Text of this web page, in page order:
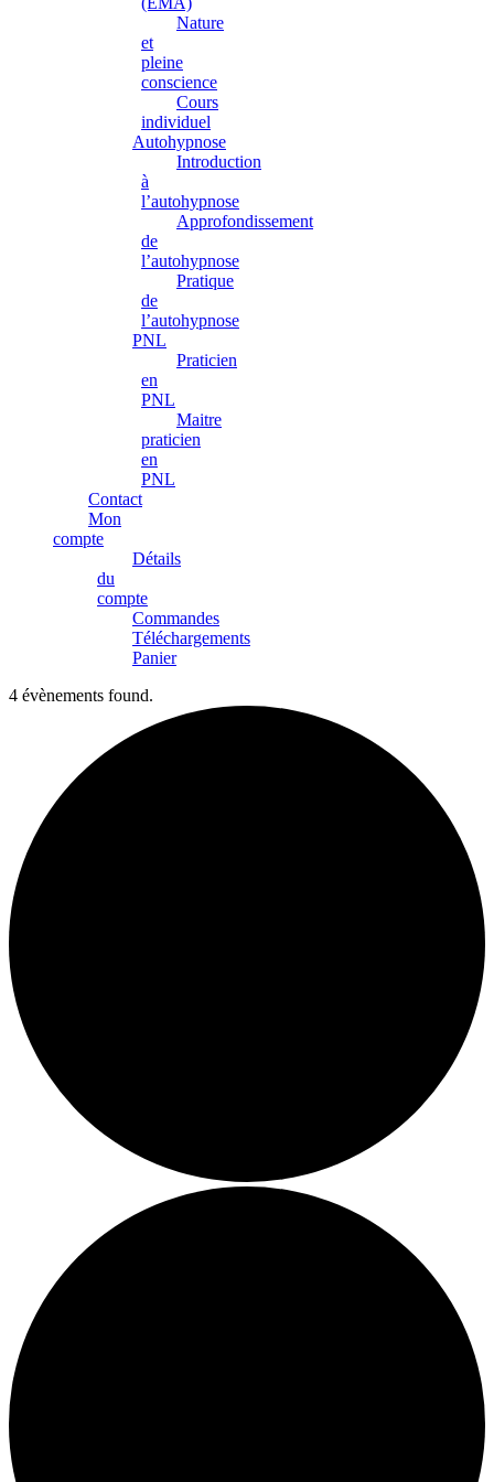
Nature
et
pleine
conscience
Cours
individuel
Autohypnose
Introduction
à
l’autohypnose
Approfondissement
de
l’autohypnose
Pratique
de
l’autohypnose
PNL
Praticien
en
PNL
Maitre
praticien
en
PNL
Contact
Mon
compte
Détails
du
compte
Commandes
Téléchargements
Panier
4 évènements found.